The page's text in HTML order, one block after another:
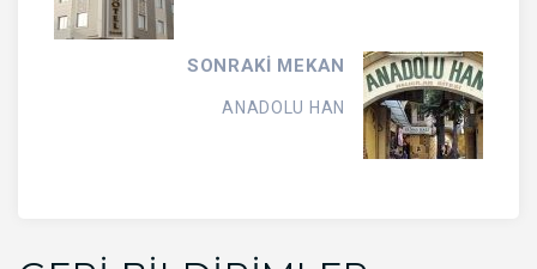
SONRAKİ MEKAN
ANADOLU HAN